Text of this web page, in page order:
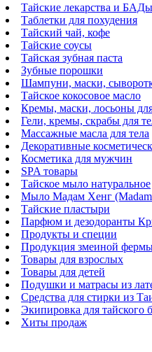
Тайские лекарства и БАДы
Таблетки для похудения
Тайский чай, кофе
Тайские соусы
Тайская зубная паста
Зубные порошки
Шампуни, маски,
Тайское кокосовое масло
Кремы, маски, лосьоны
Гели, кремы, скрабы для
Массажные масла для тела
Декоративные
Косметика для мужчин
SPA товары
Тайское мыло натуральное
Мыло Мадам Хенг
Тайские пластыри
Парфюм и дезодоранты
Продукты и специи
Продукция змеиной
Товары для взрослых
Товары для детей
Подушки и матрасы из
Средства для стирки из
Экипировка для тайского
Хиты продаж